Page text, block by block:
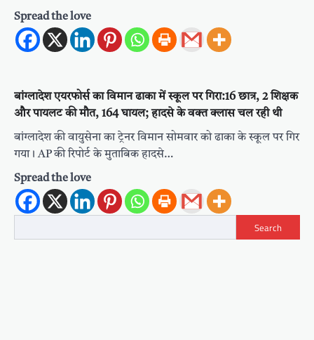
Spread the love
बांग्लादेश एयरफोर्स का विमान ढाका में स्कूल पर गिरा:16 छात्र, 2 शिक्षक
और पायलट की मौत, 164 घायल; हादसे के वक्त क्लास चल रही थी
बांग्लादेश की वायुसेना का ट्रेनर विमान सोमवार को ढाका के स्कूल पर गिर
गया। AP की रिपोर्ट के मुताबिक हादसे…
Spread the love
Search